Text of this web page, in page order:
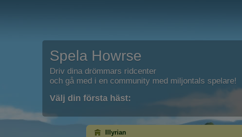
Spela Howrse
Driv dina drömmars ridcenter
och gå med i en community med miljontals spelare!
Välj din första häst:
Illyrian